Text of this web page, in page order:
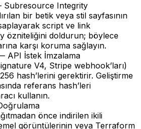
Subresource Integrity
bir betik veya stil sayfasının
script ve link
özniteliğini doldurun; böylece
karşı koruma sağlayın.
API İstek İmzalama
V4, Stripe webhook’ları)
hash’lerini gerektirir. Geliştirme
referans hash’leri
kullanın.
önce indirilen ikili
görüntülerinin veya Terraform